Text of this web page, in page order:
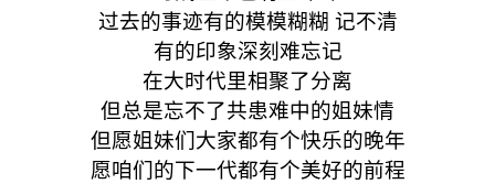
过去的事迹有的模模糊糊 记不清
有的印象深刻难忘记
在大时代里相聚了分离
但总是忘不了共患难中的姐妹情
但愿姐妹们大家都有个快乐的晚年
愿咱们的下一代都有个美好的前程